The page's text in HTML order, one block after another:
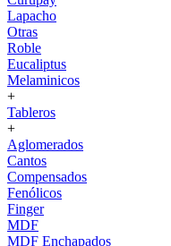
Lapacho
Otras
Roble
Eucaliptus
Melaminicos
+
Tableros
+
Aglomerados
Cantos
Compensados
Fenólicos
Finger
MDF
MDF Enchapados